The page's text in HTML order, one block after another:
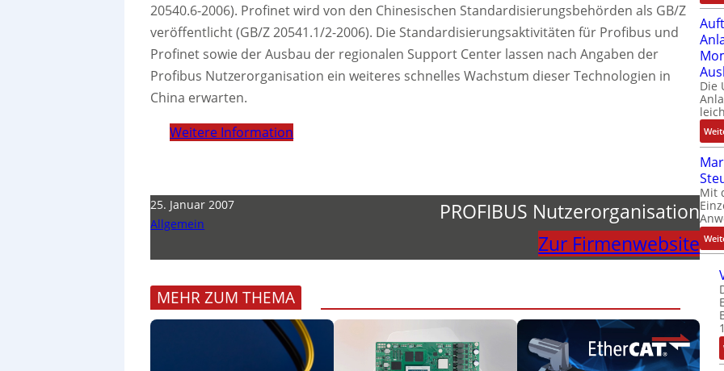
20540.6-2006). Profinet wird von den Chinesischen Standardisierungsbehörden als GB/Z
veröffentlicht (GB/Z 20541.1/2-2006). Die Standardisierungsaktivitäten für Profibus und
Profinet sowie der Ausbau der regionalen Support Center lassen nach Angaben der
Profibus Nutzerorganisation ein weiteres schnelles Wachstum dieser Technologien in
China erwarten.
Weitere Information
25. Januar 2007
Allgemein
PROFIBUS Nutzerorganisation
Zur Firmenwebsite
MEHR ZUM THEMA
Die
Mit